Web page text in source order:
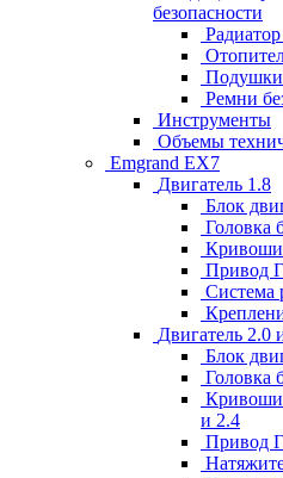
безопасности
Подушки
Ремни
Инструменты
Объемы
Emgrand EX7
Двигатель 1.8
Блок
Головка
Привод
Система
Двигатель 2.0
Блок
Головка
и 2.4
Привод